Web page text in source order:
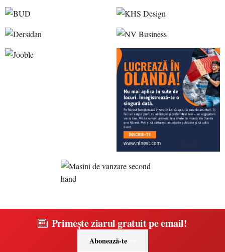
Primește ziarul gratuit pe email!
Abonează-te